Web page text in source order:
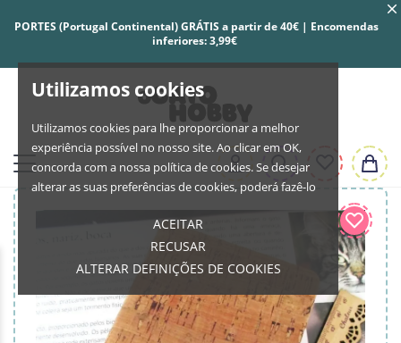
Utilizamos cookies
Utilizamos cookies para lhe proporcionar a melhor
experiência possível no nosso site. Ao clicar em OK,
concorda com a nossa política de cookies. Se desejar
alterar as suas preferências de cookies, poderá fazê-lo
ACEITAR
RECUSAR
ALTERAR DEFINIÇÕES DE COOKIES
PORTES (Portugal Continental) GRÁTIS a partir de 40€ | Encomendas
inferiores: 3,99€